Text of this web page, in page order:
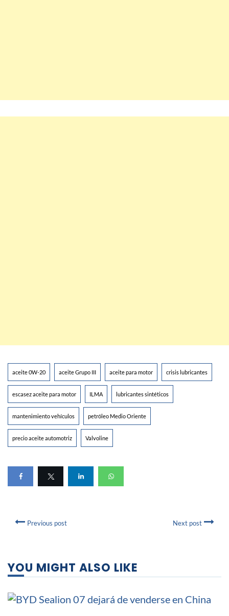
aceite 0W-20 aceite Grupo III aceite para motor crisis lubricantes
escasez aceite para motor ILMA lubricantes sintéticos
mantenimiento vehículos petróleo Medio Oriente
precio aceite automotriz Valvoline
Previous post Next post
YOU MIGHT ALSO LIKE